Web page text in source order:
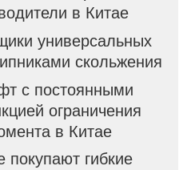
в Китае
универсальных
скольжения
с постоянными
ограничения
в Китае
покупают гибкие